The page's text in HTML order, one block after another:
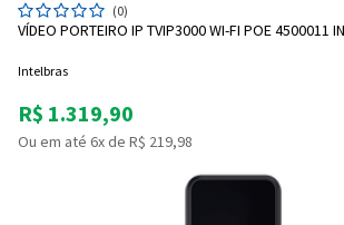
(0)
VÍDEO PORTEIRO IP TVIP3000 WI-FI POE 4500011
Intelbras
R$ 1.319,90
Ou em até 6x de R$ 219,98